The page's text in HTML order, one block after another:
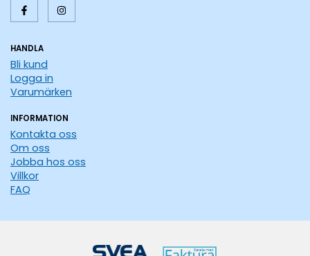
HANDLA
Bli kund
Logga in
Varumärken
INFORMATION
Kontakta oss
Om oss
Jobba hos oss
Villkor
FAQ